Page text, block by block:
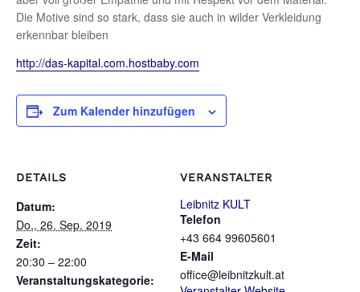
Die Motive sind so stark, dass sie auch in wilder Verkleidung
erkennbar bleiben
http://das-kapital.com.hostbaby.com
Zum Kalender hinzufügen
DETAILS
Datum:
Do., 26. Sep. 2019
Zeit:
20:30 – 22:00
Veranstaltungskategorie:
VERANSTALTER
Leibnitz KULT
Telefon
+43 664 99605601
E-Mail
office@leibnitzkult.at